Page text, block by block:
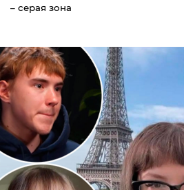
– серая зона